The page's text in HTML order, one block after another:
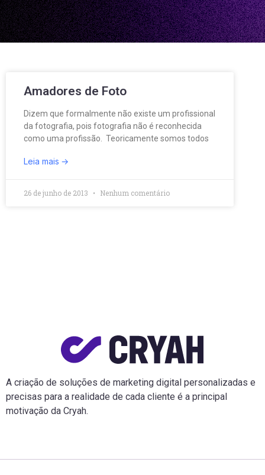
Amadores de Foto
Dizem que formalmente não existe um profissional
da fotografia, pois fotografia não é reconhecida
como uma profissão. Teoricamente somos todos
Leia mais
26 de junho de 2013 Nenhum comentário
A criação de soluções de marketing digital personalizadas e
precisas para a realidade de cada cliente é a principal
motivação da Cryah.